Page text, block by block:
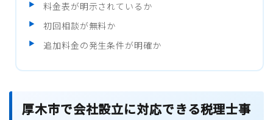
料金表が明示されているか
初回相談が無料か
追加料金の発生条件が明確か
厚木市で会社設立に対応できる税理士事